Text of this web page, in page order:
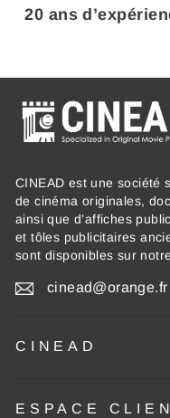
20 ans
CINEAD est une société
de cinéma originales,
ainsi que d’affiches
et tôles publicitaires
sont disponibles sur
cinead@orange.fr
CINEAD
ESPACE